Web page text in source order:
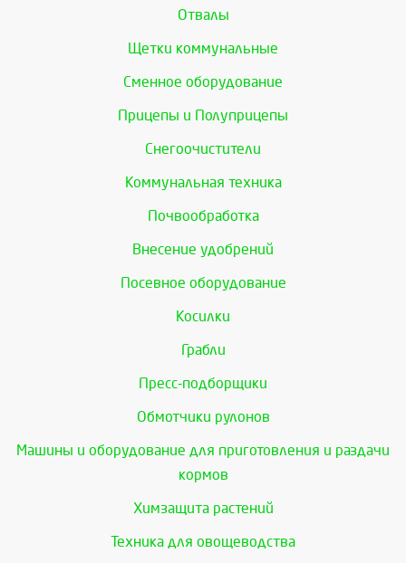
Отвалы
Щетки коммунальные
Сменное оборудование
Прицепы и Полуприцепы
Снегоочистители
Коммунальная техника
Почвообработка
Внесение удобрений
Посевное оборудование
Косилки
Грабли
Пресс-подборщики
Обмотчики рулонов
Машины и оборудование для приготовления и раздачи
кормов
Химзащита растений
Техника для овощеводства